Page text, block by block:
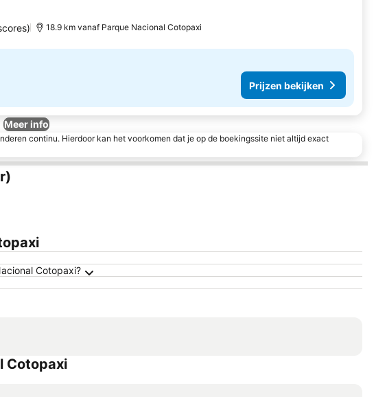
18.9 km vanaf Parque Nacional Cotopaxi
Prijzen bekijken
Meer info
continu. Hierdoor kan het voorkomen dat je op de boekingssite niet altijd exact
Cotopaxi?
Cotopaxi